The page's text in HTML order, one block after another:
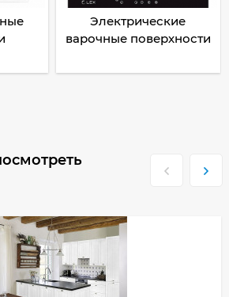
Электрические
варочные поверхности